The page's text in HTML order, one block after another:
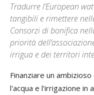
Tradurre l’European
tangibili e rimettere
Consorzi di bonifica
priorità
irrigua e dei territori
Finanziare un
l'acqua e l'irrigazione in